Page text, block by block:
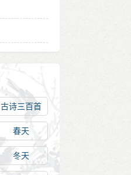
古诗三百首
春天
冬天